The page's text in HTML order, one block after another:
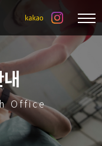
Office